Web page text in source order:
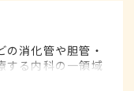
消化管や胆管・
する内科の一領域